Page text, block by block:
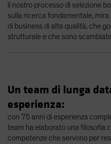
il nostro processo di selezione
sulla ricerca fondamentale,
di business di alta qualità, che
strutturale e che sono
Un team di lunga
esperienza:
con 75 anni di esperienza
team ha elaborato una filosofia
competenze che servono per